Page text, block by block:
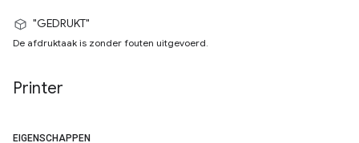
"GEDRUKT"
De afdruktaak is zonder fouten uitgevoerd.
Printer
EIGENSCHAPPEN